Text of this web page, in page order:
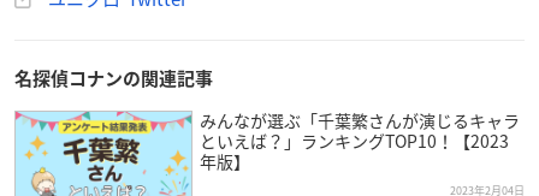
名探偵コナンの関連記事
みんなが選ぶ「千葉繁さんが演じるキャラ
といえば？」ランキングTOP10！【2023
年版】
2023年2月04日